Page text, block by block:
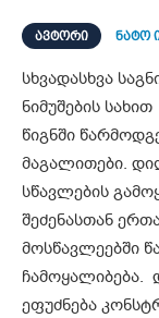
ᲐᲕᲢᲝᲠᲘ ნატო
სხვადასხვა
ნიმუშების სახით
წიგნში
მაგალითები.
სწავლების
შეძენასთან
მოსწავლეებში
ჩამოყალიბება.
ეფუძნება